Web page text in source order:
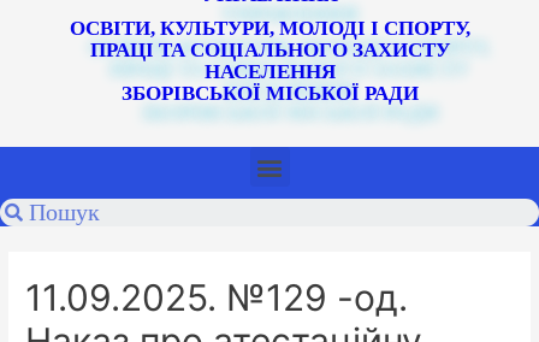
ОСВІТИ, КУЛЬТУРИ, МОЛОДІ І СПОРТУ,
ПРАЦІ ТА СОЦІАЛЬНОГО ЗАХИСТУ
НАСЕЛЕННЯ
ЗБОРІВСЬКОЇ МІСЬКОЇ РАДИ
11.09.2025. №129 -од.